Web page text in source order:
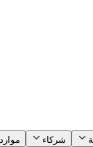
شركاء​​
موارد​​